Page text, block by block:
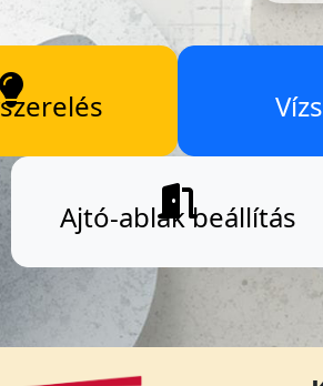
Ajtó-ablak beállítás